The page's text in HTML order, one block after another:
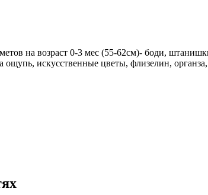
на возраст 0-3 мес (55-62см)- боди,
искусственные цветы, флизелин,